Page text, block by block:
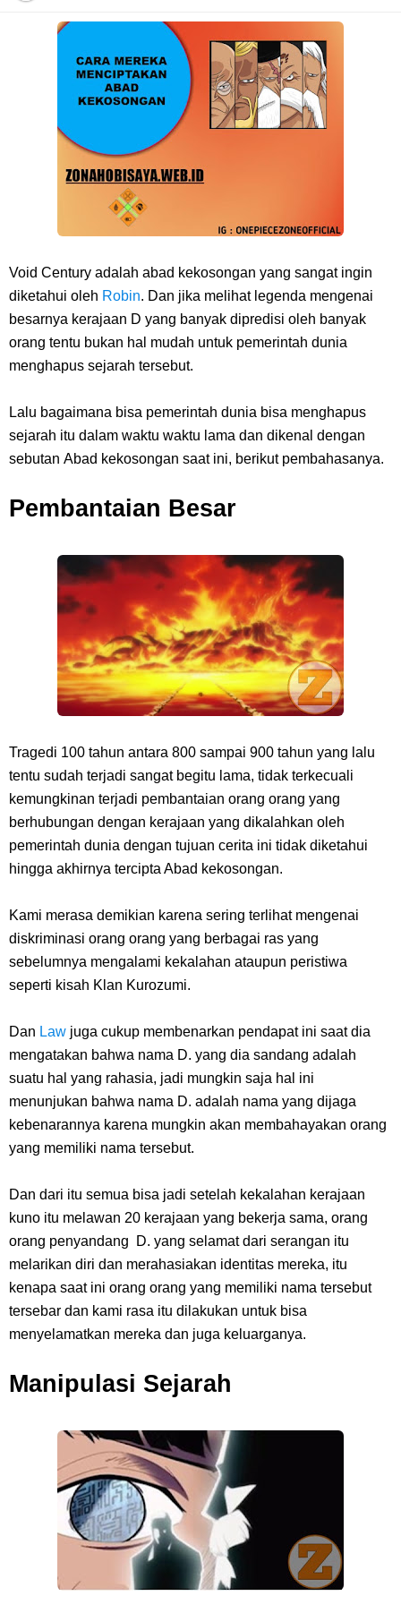
Cara Daftar Danamon Mobile Banking, Mudah Banget Dan Lengkap
Caranya Disini
7 Fakta Elbaph One Piece, Menjadi Tempat Yang Sangat Ingin
7 Fakta Ivankov One Piece, Orang Yang Mampu Menipu Sensor
7 Klub Pertama Yang Menjuarai Liga Champions, Apa Klub Jagoan
Kamu Termasuk
Arti Bendera Palau, Negara Kepulauan Yang Berada Di Kawasan
Pasifik Barat
Cara Membuat Linktree Instagram, Sangat Mudah Untuk Kamu
Lakukan Sendiri
Milik Loki
Profil Slamet Rahardjo, Aktor Dengan Peran Penting Dalam Perfilman
Indonesia
Resep Roti Panggang, Sangat Mudah Untuk Menjadi Cemilan
Bersama Keluarga
Arti Bendera Seychelles, Negara Kepulauan Yang Terletak Di
Samudra Hindia
Sama Sekali
7 Fakta Queen One Piece, All Star Yang Jadi Penanggung Jawab
7 Fakta Brook One Piece, Mantan Kapten Yang Poster Bountynya
Poster Konser
Resep Martabak Manis, Cemilan Enak Yang Memiliki Nama Lain
Terang Bulan
Arti Bendera Tanzania, Ada Di Afrika Dengan Bentang Alam Yang
Cara Pindahkan WA Dari Android Ke Iphone, Sangat Gampang Untuk
Sejak Muda
Void Century adalah abad kekosongan yang sangat ingin
diketahui oleh Robin. Dan jika melihat legenda mengenai
besarnya kerajaan D yang banyak dipredisi oleh banyak
orang tentu bukan hal mudah untuk pemerintah dunia
menghapus sejarah tersebut.
Lalu bagaimana bisa pemerintah dunia bisa menghapus
sejarah itu dalam waktu waktu lama dan dikenal dengan
sebutan Abad kekosongan saat ini, berikut pembahasanya.
Pembantaian Besar
Tragedi 100 tahun antara 800 sampai 900 tahun yang lalu
tentu sudah terjadi sangat begitu lama, tidak terkecuali
kemungkinan terjadi pembantaian orang orang yang
berhubungan dengan kerajaan yang dikalahkan oleh
pemerintah dunia dengan tujuan cerita ini tidak diketahui
hingga akhirnya tercipta Abad kekosongan.
Kami merasa demikian karena sering terlihat mengenai
diskriminasi orang orang yang berbagai ras yang
sebelumnya mengalami kekalahan ataupun peristiwa
seperti kisah Klan Kurozumi.
Dan Law juga cukup membenarkan pendapat ini saat dia
mengatakan bahwa nama D. yang dia sandang adalah
suatu hal yang rahasia, jadi mungkin saja hal ini
menunjukan bahwa nama D. adalah nama yang dijaga
kebenarannya karena mungkin akan membahayakan orang
yang memiliki nama tersebut.
Dan dari itu semua bisa jadi setelah kekalahan kerajaan
kuno itu melawan 20 kerajaan yang bekerja sama, orang
orang penyandang D. yang selamat dari serangan itu
melarikan diri dan merahasiakan identitas mereka, itu
kenapa saat ini orang orang yang memiliki nama tersebut
tersebar dan kami rasa itu dilakukan untuk bisa
menyelamatkan mereka dan juga keluarganya.
Manipulasi Sejarah